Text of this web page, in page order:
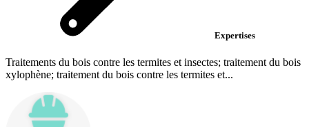
Expertises
Traitements du bois contre les termites et insectes; traitement du bois
xylophène; traitement du bois contre les termites et...